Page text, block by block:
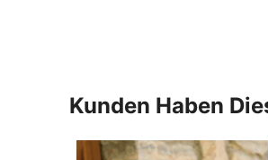
Kunden Haben